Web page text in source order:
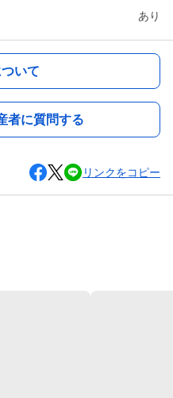
あり
いて
者に質問する
リンクをコピー